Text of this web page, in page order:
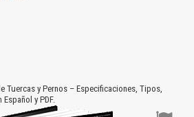
Tuercas y Pernos – Especificaciones, Tipos,
y PDF.